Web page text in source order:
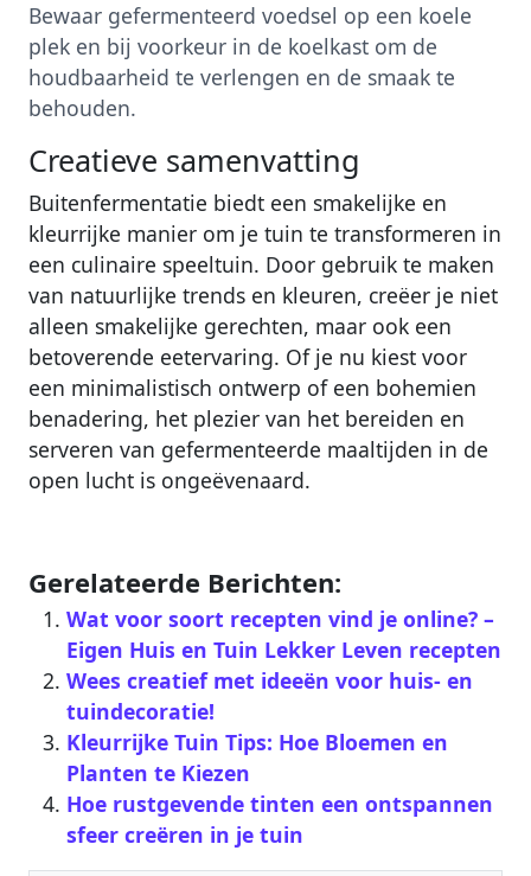
Bewaar gefermenteerd voedsel op een koele
plek en bij voorkeur in de koelkast om de
houdbaarheid te verlengen en de smaak te
behouden.
Creatieve samenvatting
Buitenfermentatie biedt een smakelijke en
kleurrijke manier om je tuin te transformeren in
een culinaire speeltuin. Door gebruik te maken
van natuurlijke trends en kleuren, creëer je niet
alleen smakelijke gerechten, maar ook een
betoverende eetervaring. Of je nu kiest voor
een minimalistisch ontwerp of een bohemien
benadering, het plezier van het bereiden en
serveren van gefermenteerde maaltijden in de
open lucht is ongeëvenaard.
Gerelateerde Berichten:
Wat voor soort recepten vind je online? –
Eigen Huis en Tuin Lekker Leven recepten
Wees creatief met ideeën voor huis- en
tuindecoratie!
Kleurrijke Tuin Tips: Hoe Bloemen en
Planten te Kiezen
Hoe rustgevende tinten een ontspannen
sfeer creëren in je tuin